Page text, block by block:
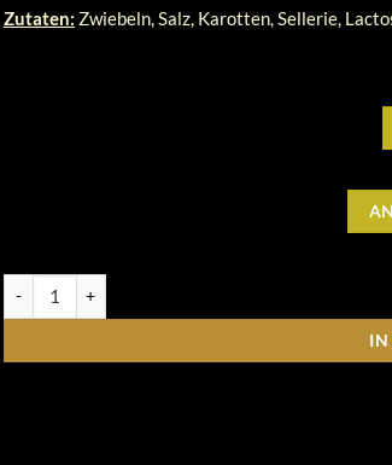
Zutaten: Zwiebeln, Salz, Karotten, Sellerie,
IN